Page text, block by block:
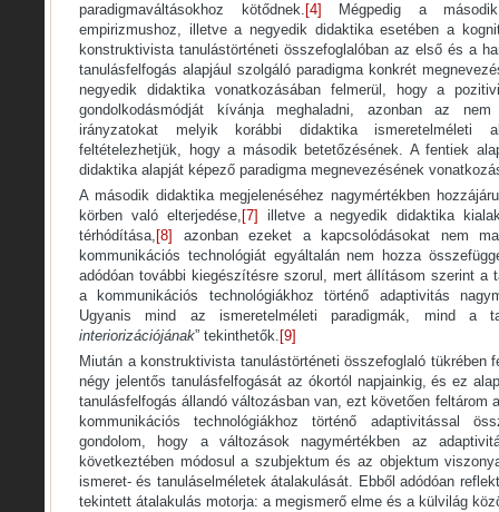
paradigmaváltásokhoz kötődnek. [4]
Mégpedig a
empirizmushoz, illetve a negyedik didaktika esetében a
konstruktivista tanulástörténeti összefoglalóban az első és a
tanulásfelfogás alapjául szolgáló paradigma konkrét
negyedik didaktika vonatkozásában felmerül, hogy a
gondolkodásmódját kívánja meghaladni, azonban az
irányzatokat melyik korábbi didaktika ismeretelméleti
feltételezhetjük, hogy a második betetőzésének. A fentiek
didaktika alapját képező paradigma megnevezésének
A második didaktika megjelenéséhez nagymértékben
körben való elterjedése, [7]
illetve a negyedik didaktika
térhódítása, [8]
azonban ezeket a kapcsolódásokat nem
kommunikációs technológiát egyáltalán nem hozza
adódóan további kiegészítésre szorul, mert állításom szerint a
a kommunikációs technológiákhoz történő adaptivitás
Ugyanis mind az ismeretelméleti paradigmák, mind a
interiorizációjának” tekinthetők. [9]
Miután a konstruktivista tanulástörténeti összefoglaló tükrében
négy jelentős tanulásfelfogását az ókortól napjainkig, és ez
tanulásfelfogás állandó változásban van, ezt követően feltárom
kommunikációs technológiákhoz történő adaptivitással
gondolom, hogy a változások nagymértékben az
következtében módosul a szubjektum és az objektum
ismeret- és tanuláselméletek átalakulását. Ebből adódóan
tekintett átalakulás motorja: a megismerő elme és a külvilág